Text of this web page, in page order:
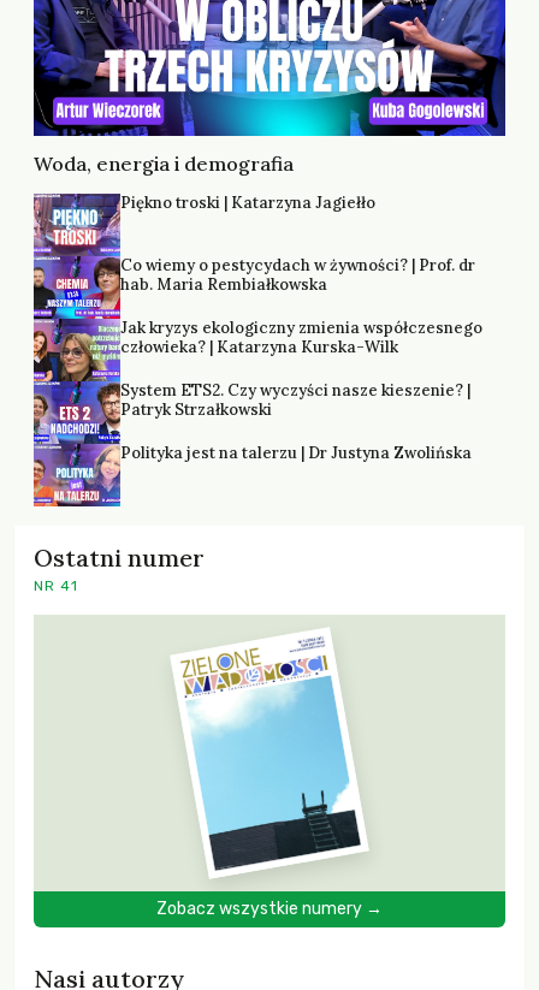
Woda, energia i demografia
Piękno troski | Katarzyna Jagiełło
Co wiemy o pestycydach w żywności? | Prof. dr
hab. Maria Rembiałkowska
Jak kryzys ekologiczny zmienia współczesnego
człowieka? | Katarzyna Kurska-Wilk
System ETS2. Czy wyczyści nasze kieszenie? |
Patryk Strzałkowski
Polityka jest na talerzu | Dr Justyna Zwolińska
Ostatni numer
NR 41
Zobacz wszystkie numery →
Nasi autorzy